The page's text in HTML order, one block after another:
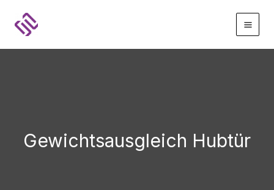
Inhalt
springen
Gewichtsausgleich Hubtür